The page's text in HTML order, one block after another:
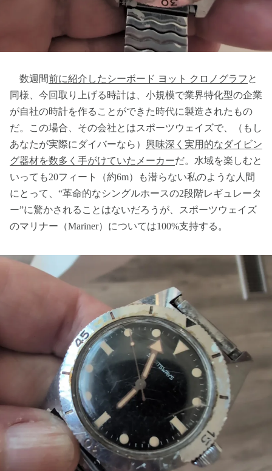
数週間前に紹介したシーボード ヨット クロノグラフ と
同様、今回取り上げる時計は、小規模で業界特化型の企業
が自社の時計を作ることができた時代に製造されたもの
だ。この場合、その会社とはスポーツウェイズで、（もし
あなたが実際にダイバーなら） 興味深く実用的なダイビン
グ器材を数多く手がけていたメーカーだ。水域を楽しむと
いっても20フィート（約6m）も潜らない私のような人間
にとって、“革命的なシングルホースの2段階レギュレータ
ー”に驚かされることはないだろうが、スポーツウェイズ
のマリナー（Mariner）については100%支持する。